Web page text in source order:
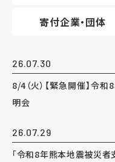
寄付企業・団体
26.07.30
8/4（火）【緊急開催】令
明会
26.07.29
「令和8年熊本地震被災者